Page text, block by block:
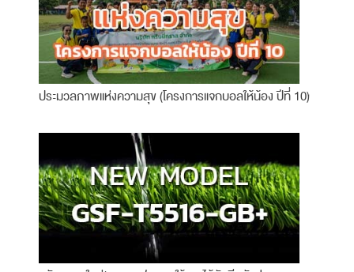
ประมวลภาพแห่งความสุข (โครงการแจกบอลให้น้อง ปีที่ 10)